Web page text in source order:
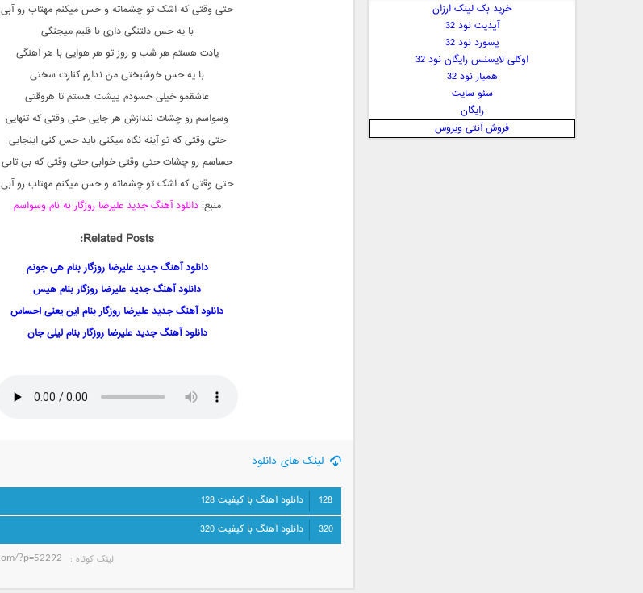
حتی وقتی که اشک تو چشماته و حس میکنم مهتاب رو آبی
با یه حس دلتنگی داری با قلبم میجنگی
یادت هستم هر شب و روز تو هر هوایی با هر آهنگی
با یه حس خوشبختی من ندارم کنارت سختی
عاشقمو خیلی حسودم پیشت هستم تا هروقتی
وسواسم رو چشات نندازش هر جایی حتی وقتی که تنهایی
حتی وقتی که تو آینه نگاه میکنی باید حس کنی اینجایی
حساسم رو چشات حتی وقتی خوابی حتی وقتی که بی تابی
حتی وقتی که اشک تو چشماته و حس میکنم مهتاب رو آبی
منبع:دانلود آهنگ جدید علیرضا روزگار به نام وسواسم
Related Posts:
دانلود آهنگ جدید علیرضا روزگار بنام هی جونم
دانلود آهنگ جدید علیرضا روزگار بنام هیس
دانلود آهنگ جدید علیرضا روزگار بنام این یعنی احساس
دانلود آهنگ جدید علیرضا روزگار بنام لیلی جان
لینک های دانلود
128
دانلود آهنگ با کیفیت 128
320
دانلود آهنگ با کیفیت 320
لینک کوتاه‌ :
بهنام صفوی
پارسا چیلیک
خرید بک لینک ارزان
آپدیت نود 32
پسورد نود 32
اوکلی لایسنس رایگان نود 32
همیار نود 32
سئو سایت
رایگان
فروش آنتی ویروس